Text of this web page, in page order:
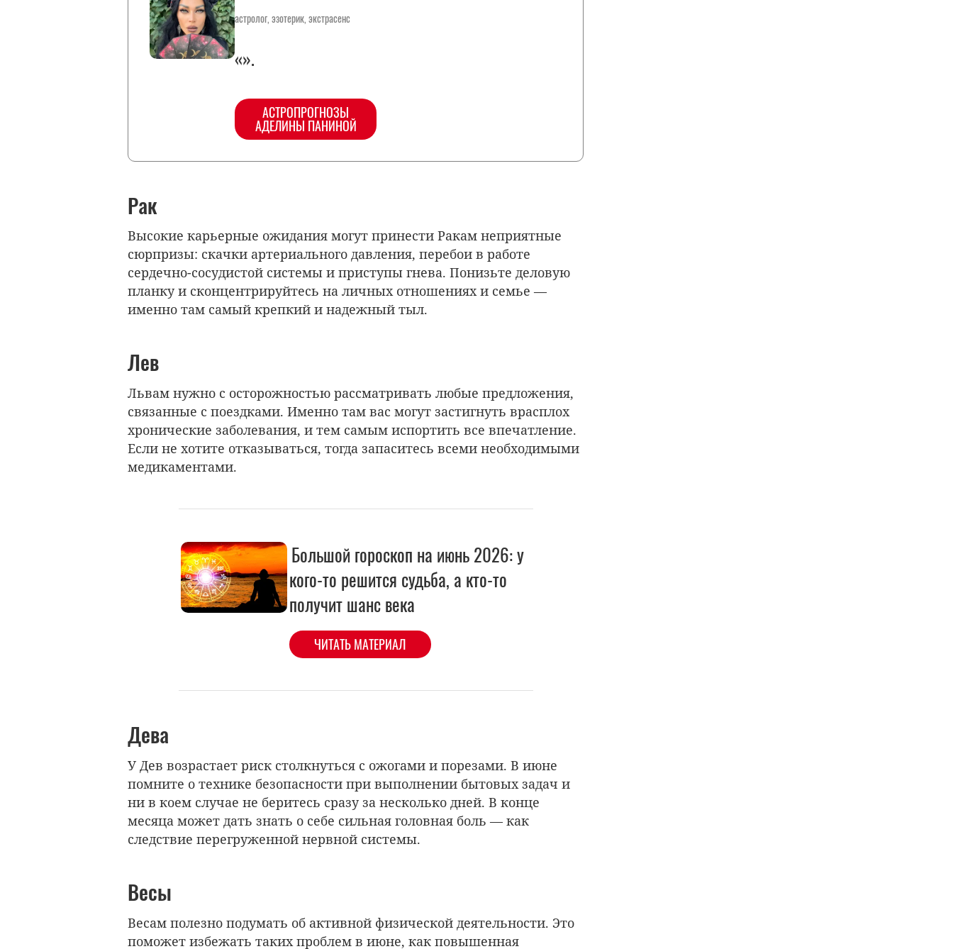
астролог, эзотерик, экстрасенс
«».
АСТРОПРОГНОЗЫ
АДЕЛИНЫ ПАНИНОЙ
Рак
Высокие карьерные ожидания могут принести Ракам неприятные
сюрпризы: скачки артериального давления, перебои в работе
сердечно-сосудистой системы и приступы гнева. Понизьте деловую
планку и сконцентрируйтесь на личных отношениях и семье —
именно там самый крепкий и надежный тыл.
Лев
Львам нужно с осторожностью рассматривать любые предложения,
связанные с поездками. Именно там вас могут застигнуть врасплох
хронические заболевания, и тем самым испортить все впечатление.
Если не хотите отказываться, тогда запаситесь всеми необходимыми
медикаментами.
Большой гороскоп на июнь 2026: у
кого-то решится судьба, а кто-то
получит шанс века
ЧИТАТЬ МАТЕРИАЛ
Дева
У Дев возрастает риск столкнуться с ожогами и порезами. В июне
помните о технике безопасности при выполнении бытовых задач и
ни в коем случае не беритесь сразу за несколько дней. В конце
месяца может дать знать о себе сильная головная боль — как
следствие перегруженной нервной системы.
Весы
Весам полезно подумать об активной физической деятельности. Это
поможет избежать таких проблем в июне, как повышенная